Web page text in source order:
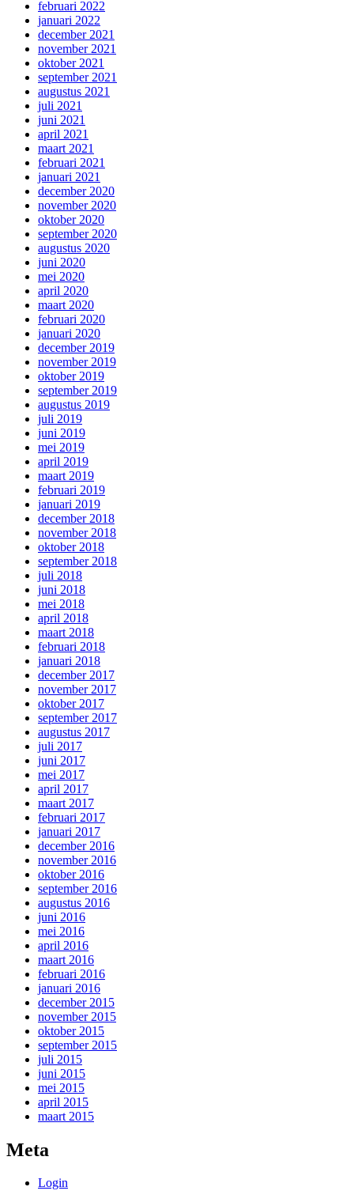
februari 2022
januari 2022
december 2021
november 2021
oktober 2021
september 2021
augustus 2021
juli 2021
juni 2021
april 2021
maart 2021
februari 2021
januari 2021
december 2020
november 2020
oktober 2020
september 2020
augustus 2020
juni 2020
mei 2020
april 2020
maart 2020
februari 2020
januari 2020
december 2019
november 2019
oktober 2019
september 2019
augustus 2019
juli 2019
juni 2019
mei 2019
april 2019
maart 2019
februari 2019
januari 2019
december 2018
november 2018
oktober 2018
september 2018
juli 2018
juni 2018
mei 2018
april 2018
maart 2018
februari 2018
januari 2018
december 2017
november 2017
oktober 2017
september 2017
augustus 2017
juli 2017
juni 2017
mei 2017
april 2017
maart 2017
februari 2017
januari 2017
december 2016
november 2016
oktober 2016
september 2016
augustus 2016
juni 2016
mei 2016
april 2016
maart 2016
februari 2016
januari 2016
december 2015
november 2015
oktober 2015
september 2015
juli 2015
juni 2015
mei 2015
april 2015
maart 2015
Meta
Login